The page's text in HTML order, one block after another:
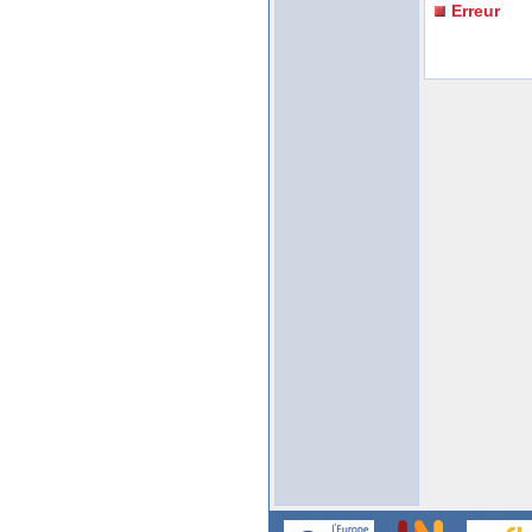
Erreur